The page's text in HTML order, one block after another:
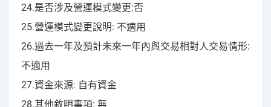
24.是否涉及營運模式變更:否
25.營運模式變更說明: 不適用
26.過去一年及預計未來一年內與交易相對人交易情形:
不適用
27.資金來源: 自有資金
28.其他敘明事項: 無